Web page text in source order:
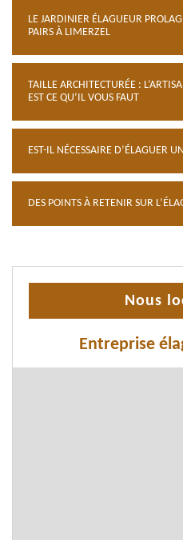
LE JARDINIER ÉLAGUEUR
PAIRS À LIMERZEL
TAILLE ARCHITECTURÉE :
EST CE QU’IL VOUS FAUT
EST-IL NÉCESSAIRE D’ÉLAGUER
DES POINTS À RETENIR SUR
Nous
Entreprise